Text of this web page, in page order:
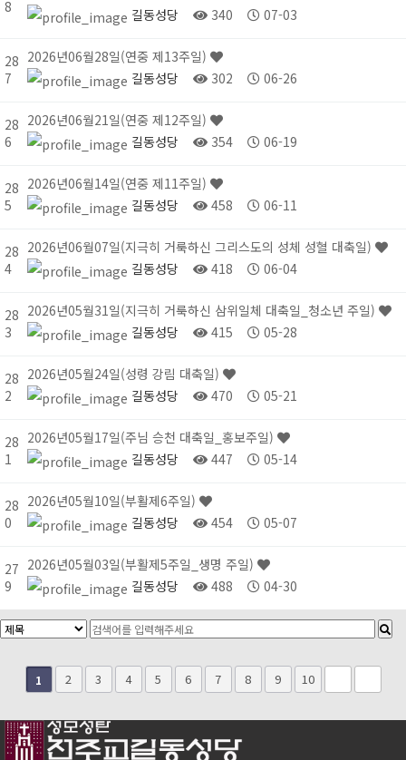
8
길동성당
340 07-03
28
7
2026년06월28일(연중 제13주일)
길동성당
302 06-26
28
6
2026년06월21일(연중 제12주일)
길동성당
354 06-19
28
5
2026년06월14일(연중 제11주일)
길동성당
458 06-11
28
4
2026년06월07일(지극히 거룩하신 그리스도의 성체 성혈 대축일)
길동성당
418 06-04
28
3
2026년05월31일(지극히 거룩하신 삼위일체 대축일_청소년 주일)
길동성당
415 05-28
28
2
2026년05월24일(성령 강림 대축일)
길동성당
470 05-21
28
1
2026년05월17일(주님 승천 대축일_홍보주일)
길동성당
447 05-14
28
0
2026년05월10일(부활제6주일)
길동성당
454 05-07
27
9
2026년05월03일(부활제5주일_생명 주일)
길동성당
488 04-30
1 2 3 4 5 6 7 8 9 10